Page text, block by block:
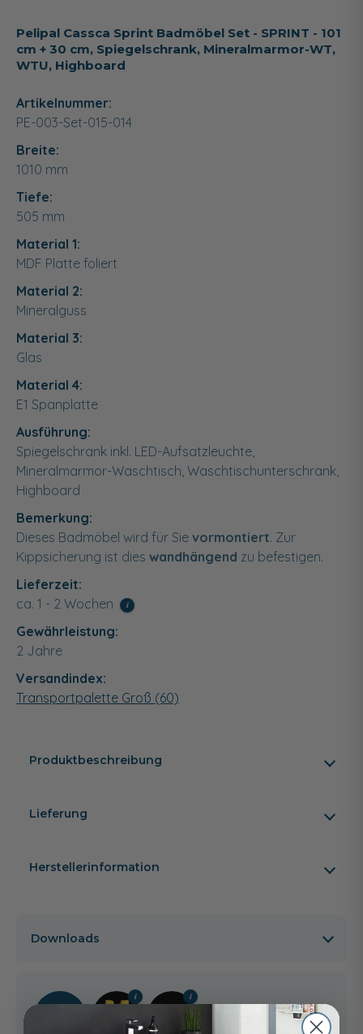
Pelipal Cassca Sprint Badmöbel Set - SPRINT - 101
cm + 30 cm, Spiegelschrank, Mineralmarmor-WT,
WTU, Highboard
Artikelnummer:
PE-003-Set-015-014
Breite:
1010 mm
Tiefe:
505 mm
Material 1:
MDF Platte foliert
Material 2:
Mineralguss
Material 3:
Glas
Material 4:
E1 Spanplatte
Ausführung:
Spiegelschrank inkl. LED-Aufsatzleuchte,
Mineralmarmor-Waschtisch, Waschtischunterschrank,
Highboard
Bemerkung:
Dieses Badmöbel wird für Sie vormontiert. Zur
Kippsicherung ist dies wandhängend zu befestigen.
Lieferzeit:
ca. 1 - 2 Wochen
i
Gewährleistung:
2 Jahre
Versandindex:
Transportpalette Groß (60)
Produktbeschreibung
Lieferung
Herstellerinformation
Downloads